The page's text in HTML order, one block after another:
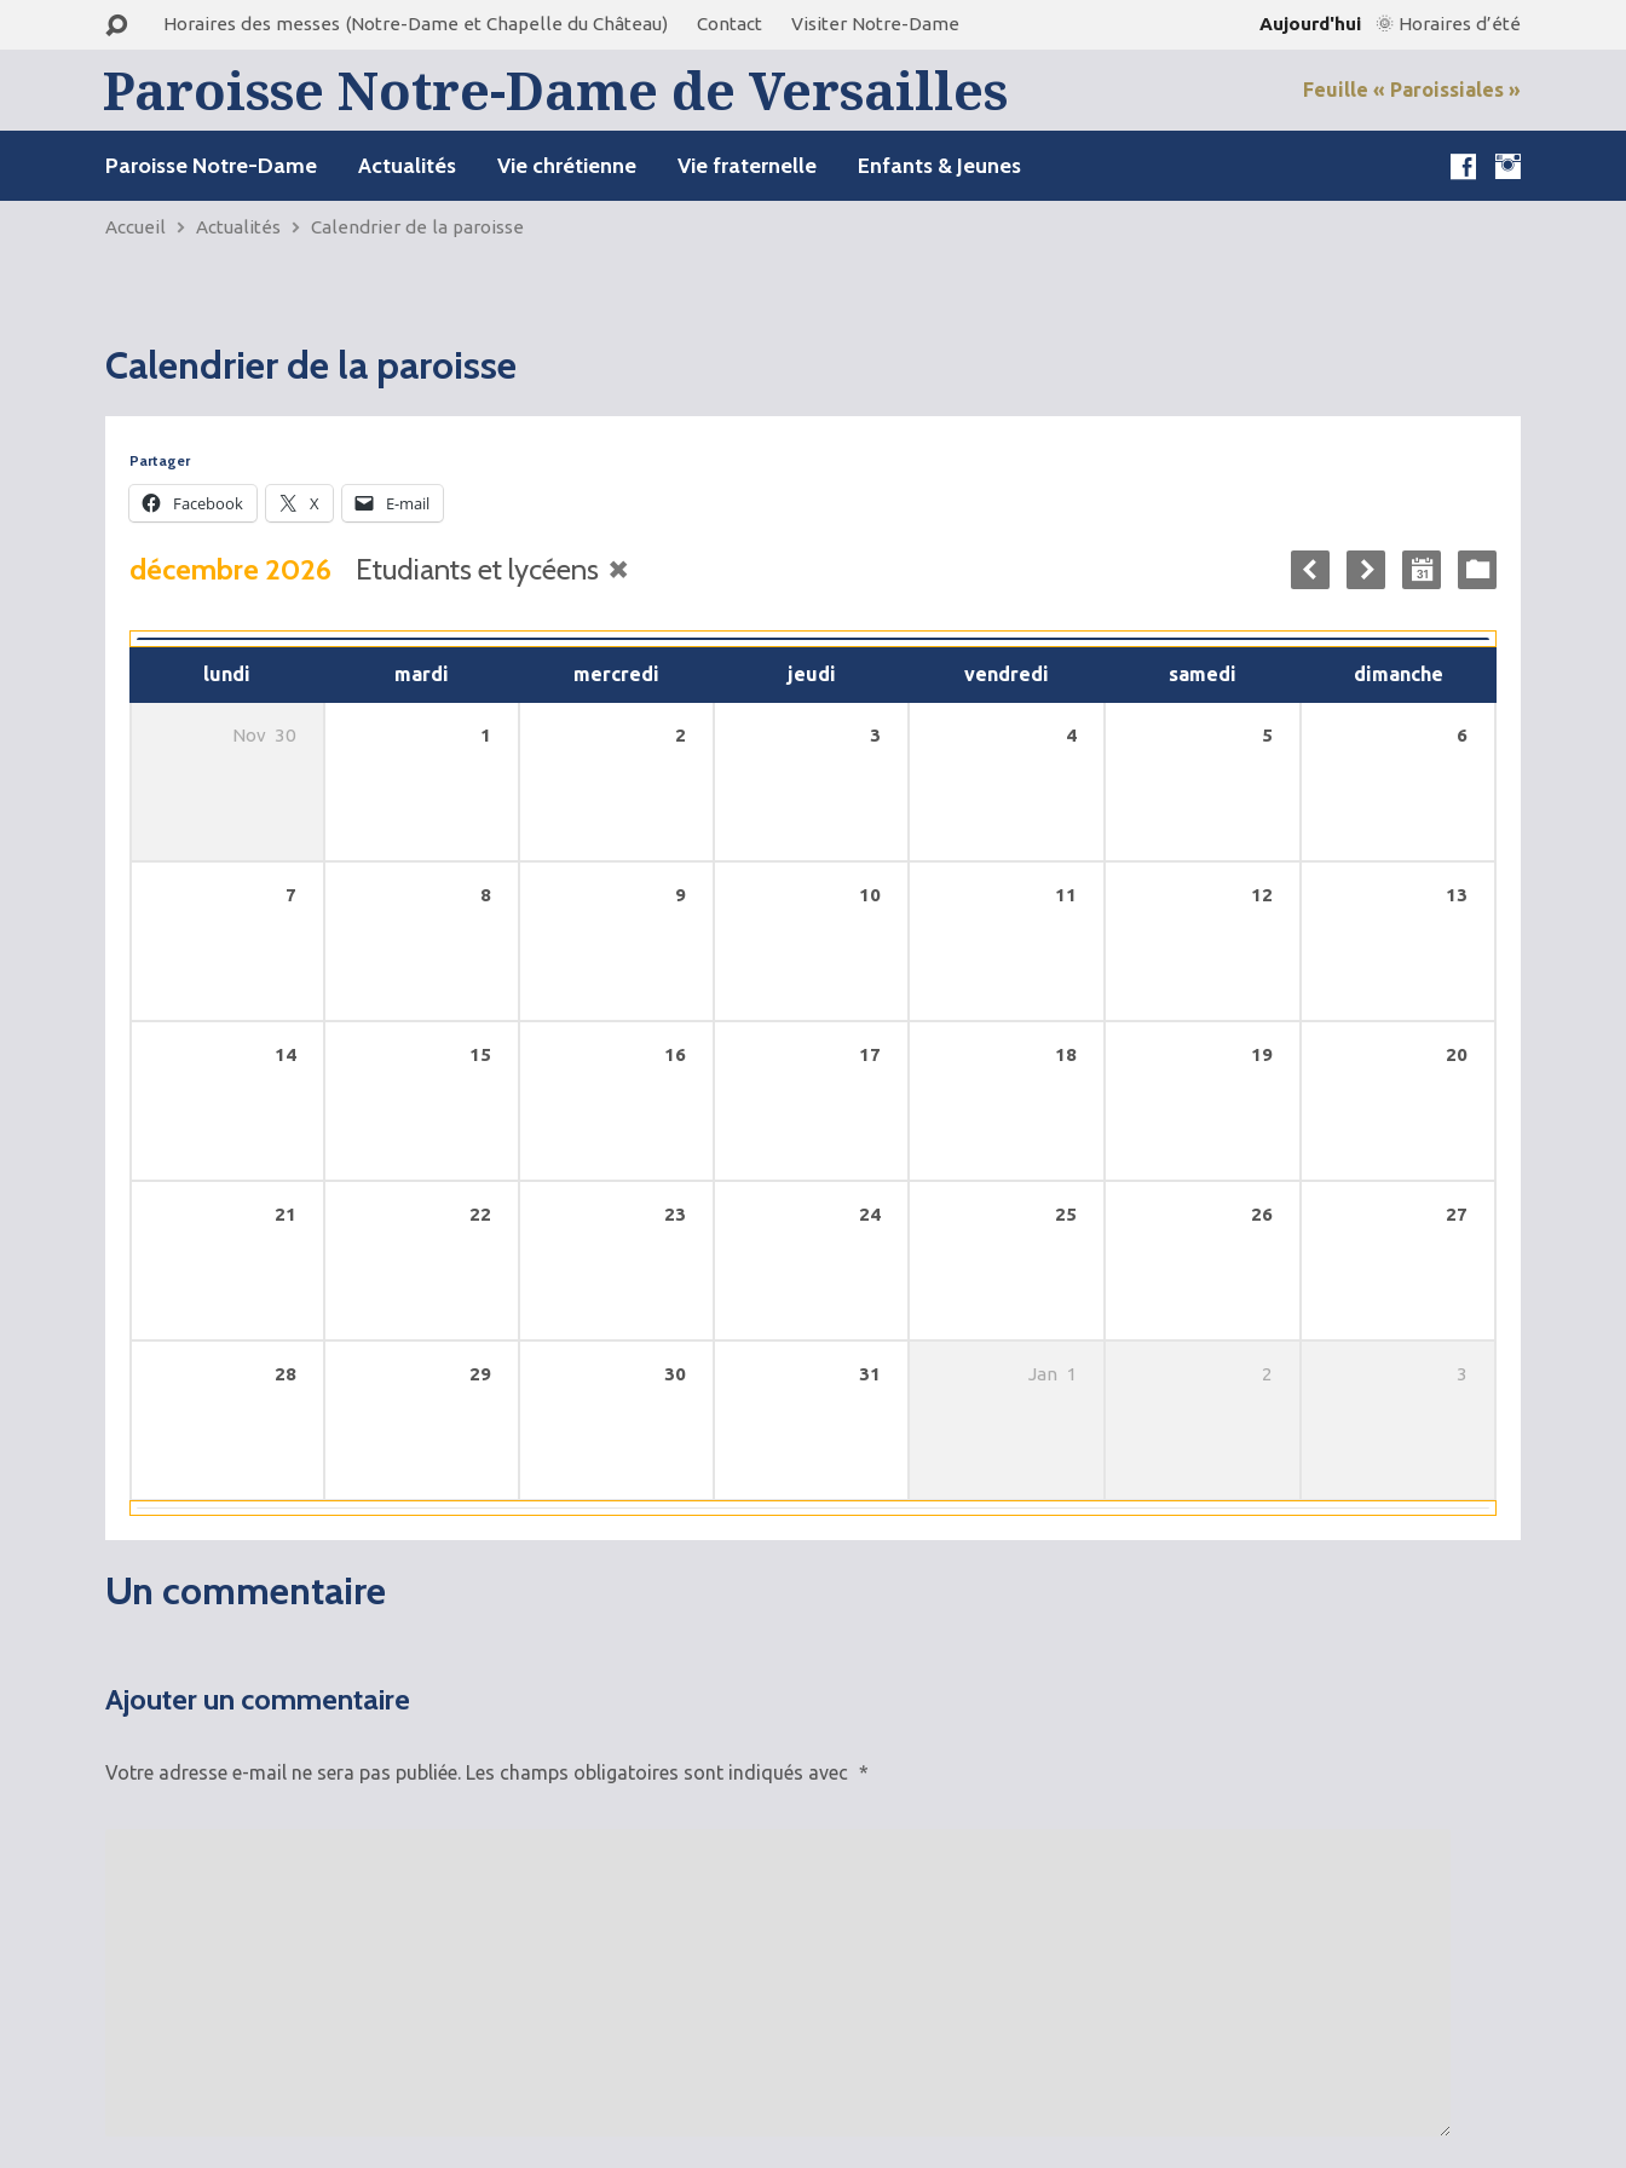
Horaires des messes (Notre-Dame et Chapelle du Château) Contact Visiter Notre-Dame Aujourd'hui 🌞 Horaires d’été
Paroisse Notre-Dame de Versailles Feuille « Paroissiales »
Paroisse Notre-Dame Actualités Vie chrétienne Vie fraternelle Enfants & Jeunes
Accueil Actualités Calendrier de la paroisse
Calendrier de la paroisse
Partager
Facebook X E-mail
décembre 2026 Etudiants et lycéens
lundi mardi mercredi jeudi vendredi samedi dimanche
Nov 30 1 2 3 4 5 6
7 8 9 10 11 12 13
14 15 16 17 18 19 20
21 22 23 24 25 26 27
28 29 30 31 Jan 1 2 3
Un commentaire
Ajouter un commentaire
Votre adresse e-mail ne sera pas publiée. Les champs obligatoires sont indiqués avec *